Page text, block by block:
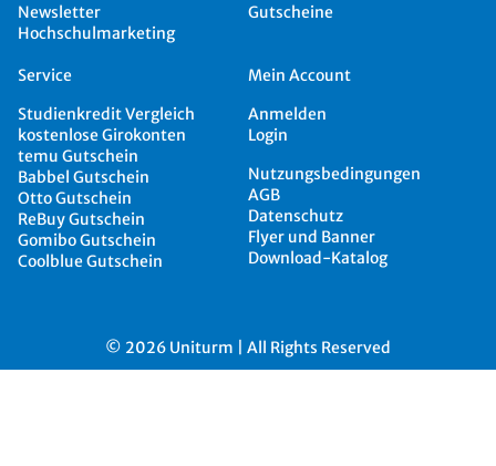
Newsletter
Hochschulmarketing
Gutscheine
Service
Studienkredit Vergleich
kostenlose Girokonten
temu Gutschein
Babbel Gutschein
Otto Gutschein
ReBuy Gutschein
Gomibo Gutschein
Coolblue Gutschein
Mein Account
Anmelden
Login
Nutzungsbedingungen
AGB
Datenschutz
Flyer und Banner
Download-Katalog
© 2026 Uniturm | All Rights Reserved